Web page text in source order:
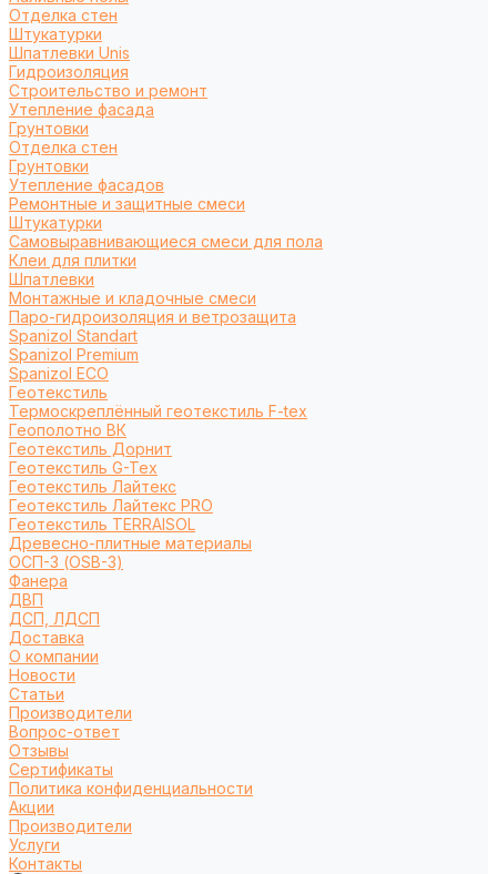
Отделка стен
Штукатурки
Шпатлевки Unis
Гидроизоляция
Строительство и ремонт
Утепление фасада
Грунтовки
Отделка стен
Грунтовки
Утепление фасадов
Ремонтные и защитные смеси
Штукатурки
Самовыравнивающиеся смеси для пола
Клеи для плитки
Шпатлевки
Монтажные и кладочные смеси
Паро-гидроизоляция и ветрозащита
Spanizol Standart
Spanizol Premium
Spanizol ECO
Геотекстиль
Термоскреплённый геотекстиль F-tex
Геополотно ВК
Геотекстиль Дорнит
Геотекстиль G-Tex
Геотекстиль Лайтекс
Геотекстиль Лайтекс PRO
Геотекстиль TERRAISOL
Древесно-плитные материалы
ОСП-3 (OSB-3)
Фанера
ДВП
ДСП, ЛДСП
Доставка
О компании
Новости
Статьи
Производители
Вопрос-ответ
Отзывы
Сертификаты
Политика конфиденциальности
Акции
Производители
Услуги
Контакты